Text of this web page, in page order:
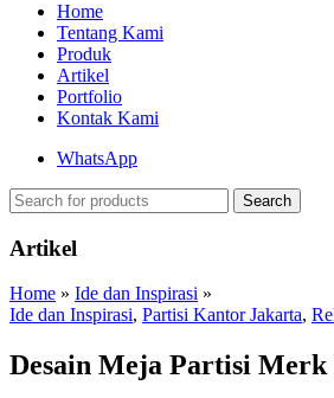
Home
Tentang Kami
Produk
Artikel
Portfolio
Kontak Kami
WhatsApp
Search
Artikel
Home » Ide dan Inspirasi »
Ide dan Inspirasi, Partisi Kantor Jakarta,
Desain Meja Partisi